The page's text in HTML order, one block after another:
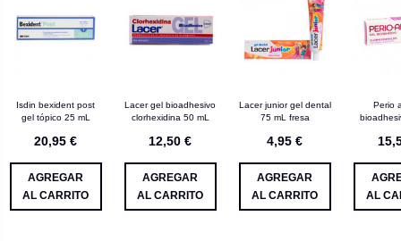
Isdin bexident post
gel tópico 25 mL
20,95 €
AGREGAR
AL CARRITO
Lacer gel bioadhesivo
clorhexidina 50 mL
12,50 €
AGREGAR
AL CARRITO
Lacer junior gel dental
75 mL fresa
4,95 €
AGREGAR
AL CARRITO
Perio
AL